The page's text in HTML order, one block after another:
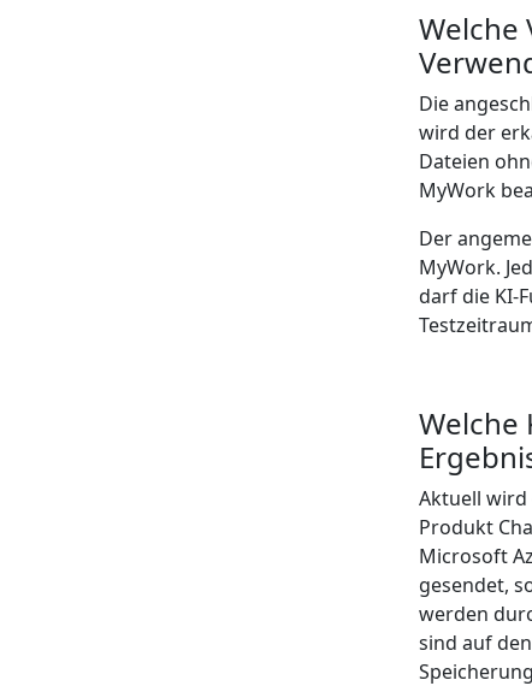
Welche
Die
wird der
Dateien
MyWork
Der
MyWork.
darf die KI-
Welche
Aktuell wird
Produkt
Microsoft
gesendet,
werden
sind auf